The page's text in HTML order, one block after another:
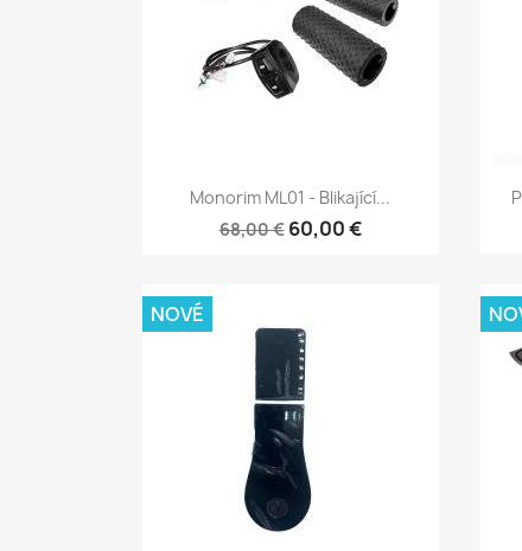
Rychlý náhled
Monorim ML01 - Blikající...
68,00 € 60,00 €
NOVÉ